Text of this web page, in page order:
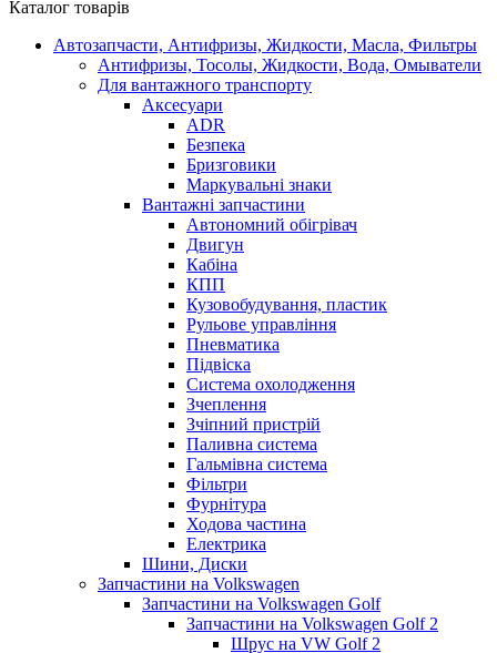
Каталог товарів
Автозапчасти, Антифризы, Жидкости, Масла, Фильтры
Антифризы, Тосолы, Жидкости, Вода, Омыватели
Для вантажного транспорту
Аксесуари
ADR
Безпека
Бризговики
Маркувальні знаки
Вантажні запчастини
Автономний обігрівач
Двигун
Кабіна
КПП
Кузовобудування, пластик
Рульове управління
Пневматика
Підвіска
Система охолодження
Зчеплення
Зчіпний пристрій
Паливна система
Гальмівна система
Фільтри
Фурнітура
Ходова частина
Електрика
Шини, Диски
Запчастини на Volkswagen
Запчастини на Volkswagen Golf
Запчастини на Volkswagen Golf 2
Шрус на VW Golf 2